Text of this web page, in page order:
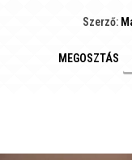
Szerző:
MEGOSZTÁS